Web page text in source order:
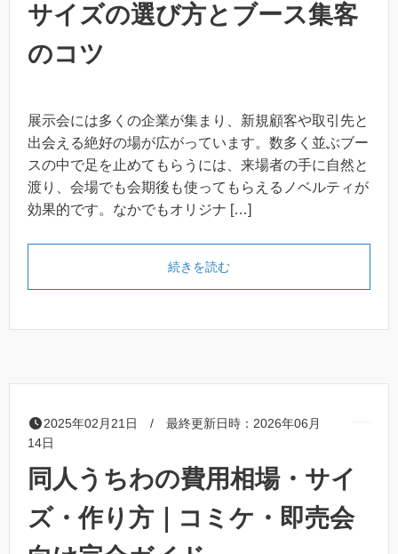
サイズの選び方とブース集客
のコツ
展示会には多くの企業が集まり、新規顧客や取引先と
出会える絶好の場が広がっています。数多く並ぶブー
スの中で足を止めてもらうには、来場者の手に自然と
渡り、会場でも会期後も使ってもらえるノベルティが
効果的です。なかでもオリジナ […]
続きを読む「展示会ノベルティはオリジ
2025年02月21日 / 最終更新日時：2026年06月
14日
同人うちわの費用相場・サイ
ズ・作り方｜コミケ・即売会